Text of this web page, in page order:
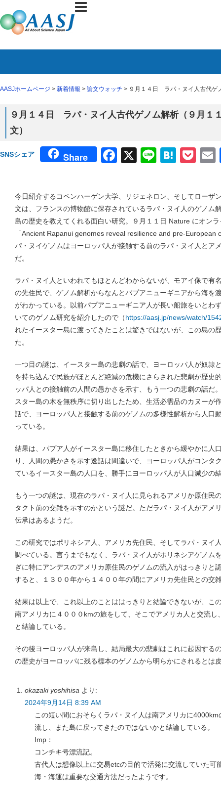
AASJホームページ > 新着情報 > 論文ウォッチ > ９月１４日 ラパ・ヌイ人古代ゲ
９月１４日 ラパ・ヌイ人古代ゲノム解析（９月１
文）
SNSシェア Share Facebook
X Line
今日紹介するコペンハーゲン大学、リジェネロン、そしてローザ
文は、フランスの博物館に保存されているラパ・ヌイ人のゲノム
島の歴史を教えてくれる面白い研究。９月１１日 Nature にオン
「Ancient Rapanui genomes reveal resilience and pre-European
パ・ヌイゲノムはヨーロッパ人が接触する前のラパ・ヌイ人とア
だ。
ラパ・ヌイ人といわれてもほとんどわからないが、モアイ像で有
の先住民で、ゲノム解析からなんとパプアニューギニアから海を
がわかっている。以前パプアニューギニア人が長い船旅をいとわ
いてのゲノム研究を紹介したので（https://aasj.jp/news/watch/
れたイースター島に渡ってきたことは驚きではないが、この島の
た。
一つ目の謎は、イースター島の悲劇の話で、ヨーロッパ人が奴隷
を持ち込んで民族がほとんど絶滅の危機にさらされた悲劇が歴史
ッパ人との接触前の人間の愚かさを示す、もう一つの悲劇の話だ
スター島の木を無秩序に切り出したため、生活必需品のカヌーが
話で、ヨーロッパ人と接触する前のゲノムの多様性解析から人口
っている。
結果は、パプア人がイースター島に移住したときから緩やかに人
り、人間の愚かさを示す逸話は間違いで、ヨーロッパ人がコンタ
ているイースター島の人口を、勝手にヨーロッパ人が人口減少の
もう一つの謎は、現在のラパ・ヌイ人に見られるアメリか原住民
タクト前の交雑を示すのかという謎だ。ただラパ・ヌイ人がアメ
伝承はあるようだ。
この研究ではポリネシア人、アメリカ先住民、そしてラパ・ヌイ
調べている。言うまでもなく、ラパ・ヌイ人がポリネシアゲノム
ぎに特にアンデスのアメリカ原住民のゲノムの流入がはっきりと
すると、１３００年から１４００年の間にアメリカ先住民との交
結果は以上で、これ以上のことははっきりと結論できないが、こ
南アメリカに４０００kmの旅をして、そこでアメリカ人と交流
と結論している。
その後ヨーロッパ人が来島し、結局最大の悲劇はこれに起因する
の歴史がヨーロッパに残る標本のゲノムから明らかにされるとは
okazaki yoshihisa より:
2024年9月14日 8:39 AM
この短い間におそらくラパ・ヌイ人は南アメリカに
流し、また島に戻ってきたのではないかと結論している。
Imp：
コンチキ号漂流記。
古代人は想像以上に交易etcの目的で活発に交流していた可
海・海運は重要な交通方法だったようです。